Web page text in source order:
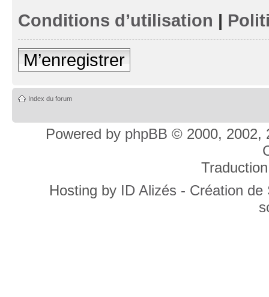
Conditions d’utilisation |
M’enregistrer
Index du forum
Powered by phpBB © 2000, 2002,
Hosting by ID Alizés - Création